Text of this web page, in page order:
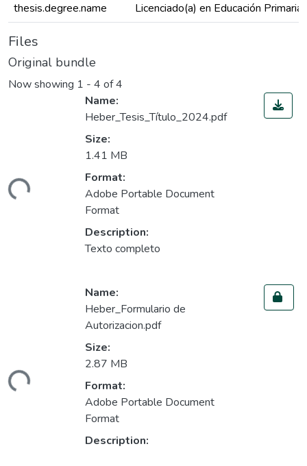
thesis.degree.name
Licenciado(a) en Educación Primaria
Files
Original bundle
Now showing 1 - 4 of 4
Loading...
Name:
Heber_Tesis_Título_2024.pdf
Size:
1.41 MB
Format:
Adobe Portable Document
Format
Description:
Texto completo
Loading...
Name:
Heber_Formulario de
Autorizacion.pdf
Size:
2.87 MB
Format:
Adobe Portable Document
Format
Description: